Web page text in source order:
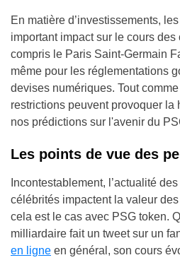
En matière d’investissements,
important impact sur le cours
compris le Paris Saint-Germain
même pour les réglementations
devises numériques. Tout
restrictions peuvent provoquer la
nos prédictions sur l'avenir du
Les points de vue des
Incontestablement, l’actualité
célébrités impactent la valeur
cela est le cas avec PSG token.
milliardaire fait un tweet sur un
en ligne en général, son cours